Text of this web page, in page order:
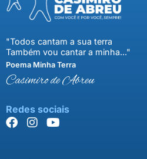
"Todos cantam a sua terra
Também vou cantar a minha..."
Poema Minha Terra
Casimiro de Abreu
Redes sociais